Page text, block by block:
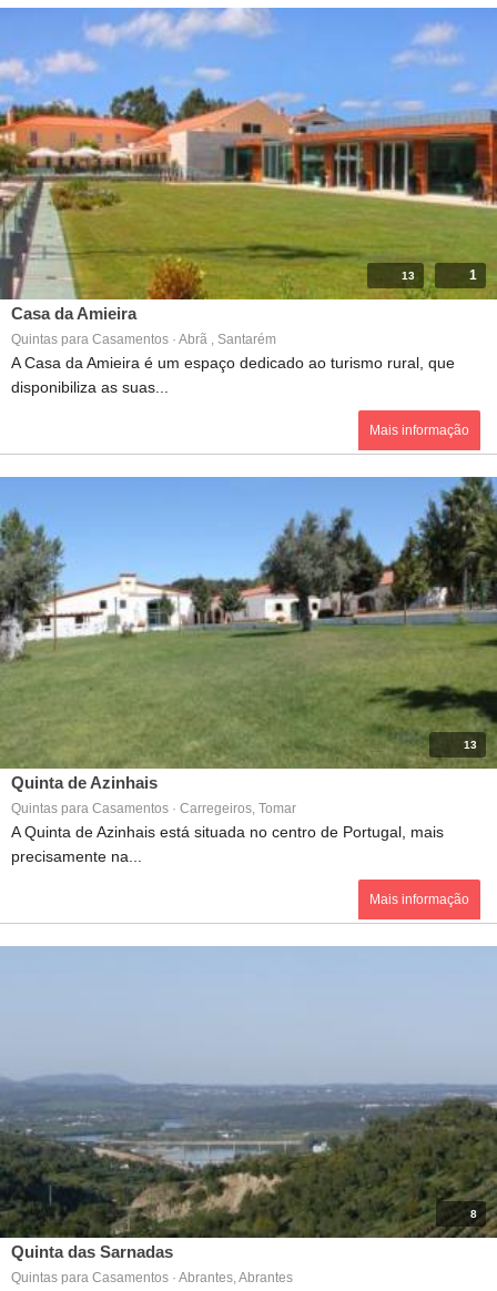
13 1
Casa da Amieira
Quintas para Casamentos · Abrã , Santarém
A Casa da Amieira é um espaço dedicado ao turismo rural, que
disponibiliza as suas...
Mais informação
13
Quinta de Azinhais
Quintas para Casamentos · Carregeiros, Tomar
A Quinta de Azinhais está situada no centro de Portugal, mais
precisamente na...
Mais informação
8
Quinta das Sarnadas
Quintas para Casamentos · Abrantes, Abrantes